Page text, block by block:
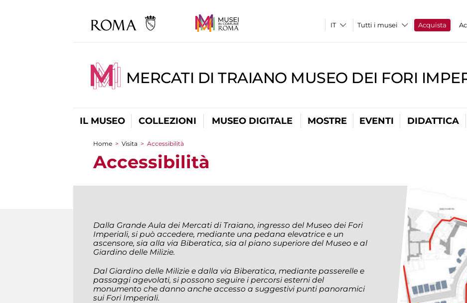
Tutti i musei Acquista
MERCATI DI TRAIANO MUSEO DEI FORI
IL MUSEO COLLEZIONI MUSEO DIGITALE MOSTRE EVENTI DIDATTICA
Tu sei qui
Home > Visita > Accessibilità
Accessibilità
Dalla Grande Aula dei Mercati di Traiano, ingresso del Museo dei Fori
Imperiali, si può accedere, mediante una pedana elevatrice e un
ascensore, sia alla via Biberatica, sia al piano superiore del Museo e al
Giardino delle Milizie.
Dal Giardino delle Milizie e dalla via Biberatica, mediante passerelle e
passaggi agevolati, si possono seguire i percorsi esterni del
monumento che danno anche accesso a suggestivi punti panoramici
sui Fori Imperiali.